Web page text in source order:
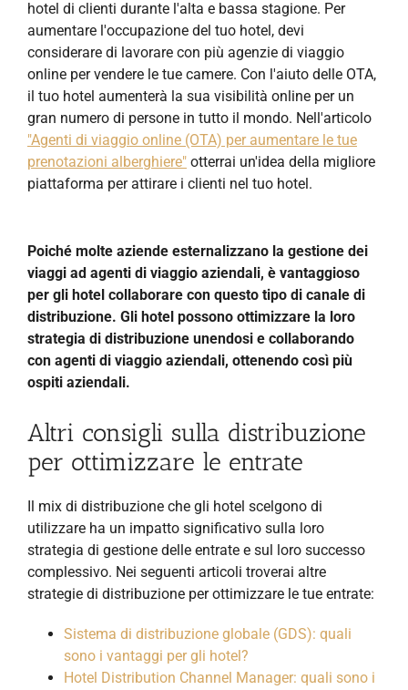
hotel di clienti durante l'alta e bassa stagione. Per
aumentare l'occupazione del tuo hotel, devi
considerare di lavorare con più agenzie di viaggio
online per vendere le tue camere. Con l'aiuto delle OTA,
il tuo hotel aumenterà la sua visibilità online per un
gran numero di persone in tutto il mondo. Nell'articolo
"Agenti di viaggio online (OTA) per aumentare le tue
prenotazioni alberghiere" otterrai un'idea della migliore
piattaforma per attirare i clienti nel tuo hotel.
Poiché molte aziende esternalizzano la gestione dei
viaggi ad agenti di viaggio aziendali, è vantaggioso
per gli hotel collaborare con questo tipo di canale di
distribuzione. Gli hotel possono ottimizzare la loro
strategia di distribuzione unendosi e collaborando
con agenti di viaggio aziendali, ottenendo così più
ospiti aziendali.
Altri consigli sulla distribuzione
per ottimizzare le entrate
Il mix di distribuzione che gli hotel scelgono di
utilizzare ha un impatto significativo sulla loro
strategia di gestione delle entrate e sul loro successo
complessivo. Nei seguenti articoli troverai altre
strategie di distribuzione per ottimizzare le tue entrate:
Sistema di distribuzione globale (GDS): quali
sono i vantaggi per gli hotel?
Hotel Distribution Channel Manager: quali sono i